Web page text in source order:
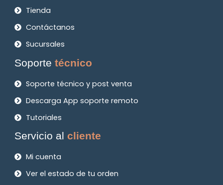
Tienda
Contáctanos
Sucursales
Soportetécnico
Soporte técnico y post venta
Descarga App soporte remoto
Tutoriales
Servicio alcliente
Mi cuenta
Ver el estado de tu orden